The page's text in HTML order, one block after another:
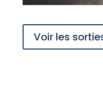
Voir les